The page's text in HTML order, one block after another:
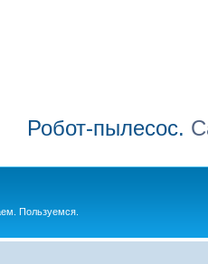
Робот-пылесос.
Пользуемся.